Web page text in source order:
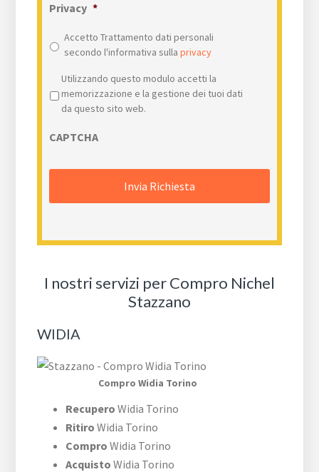
Privacy *
Accetto Trattamento dati personali
secondo l'informativa sullaprivacy
Privacy *
Utilizzando questo modulo accetti la
memorizzazione e la gestione dei tuoi dati
da questo sito web.
CAPTCHA
I nostri servizi per Compro Nichel
Stazzano
WIDIA
Compro Widia Torino
RecuperoWidia Torino
Ritiro Widia Torino
Compro Widia Torino
Acquisto Widia Torino